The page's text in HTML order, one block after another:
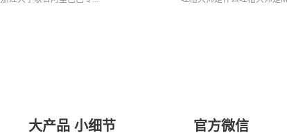
大产品 小细节 官方微信